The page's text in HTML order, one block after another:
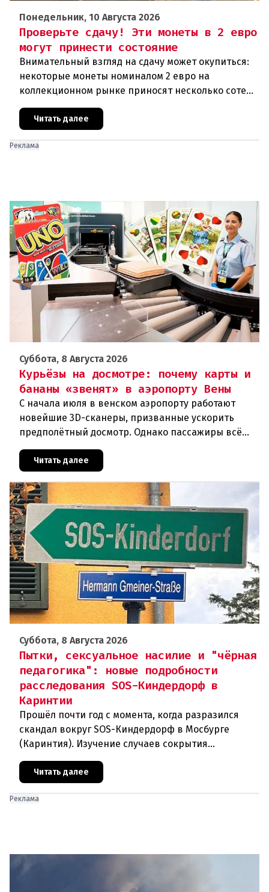
Понедельник, 10 Августа 2026
Проверьте сдачу! Эти монеты в 2 евро
могут принести состояние
Внимательный взгляд на сдачу может окупиться:
некоторые монеты номиналом 2 евро на
коллекционном рынке приносят несколько сотен
сокровище?Большинство монет в 2 ев
Читать далее
Реклама
Суббота, 8 Августа 2026
Курьёзы на досмотре: почему карты и
бананы «звенят» в аэропорту Вены
С начала июля в венском аэропорту работают
новейшие 3D-сканеры, призванные ускорить
предполётный досмотр. Однако пассажиры всё
отправляют на дополнительную пров
Читать далее
Суббота, 8 Августа 2026
Пытки, сексуальное насилие и "чёрная
педагогика": новые подробности
расследования SOS-Киндердорф в
Каринтии
Прошёл почти год с момента, когда разразился
скандал вокруг SOS-Киндердорф в Мосбурге
(Каринтия). Изучение случаев сокрытия
масштабное расследование, которое продо
Читать далее
Реклама